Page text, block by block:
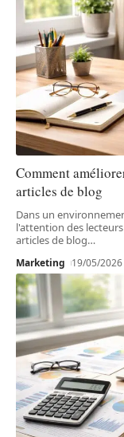
Comment
articles de blog
Dans un
l'attention des
articles de blog…
Marketing 19/05/2026